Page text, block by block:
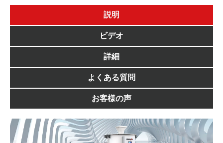
説明
ビデオ
詳細
よくある質問
お客様の声